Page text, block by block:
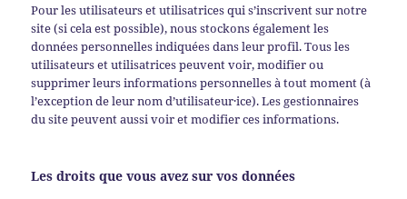
Pour les utilisateurs et utilisatrices qui s’inscrivent sur notre
site (si cela est possible), nous stockons également les
données personnelles indiquées dans leur profil. Tous les
utilisateurs et utilisatrices peuvent voir, modifier ou
supprimer leurs informations personnelles à tout moment (à
l’exception de leur nom d’utilisateur·ice). Les gestionnaires
du site peuvent aussi voir et modifier ces informations.
Les droits que vous avez sur vos données